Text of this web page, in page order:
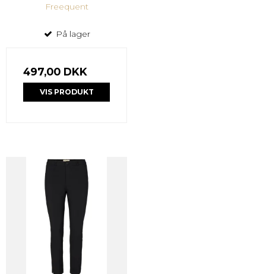
Freequent
På lager
497,00 DKK
VIS PRODUKT